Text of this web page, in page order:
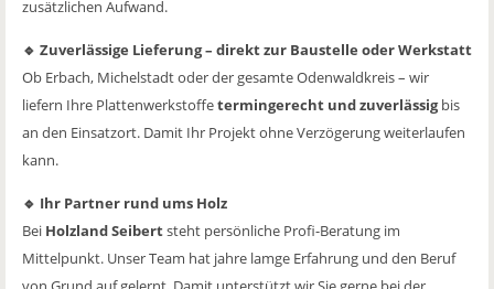
zusätzlichen Aufwand.
🔹 Zuverlässige Lieferung – direkt zur Baustelle oder Werkstatt
Ob Erbach, Michelstadt oder der gesamte Odenwaldkreis – wir
liefern Ihre Plattenwerkstoffetermingerecht und zuverlässigbis
an den Einsatzort. Damit Ihr Projekt ohne Verzögerung weiterlaufen
kann.
🔹 Ihr Partner rund ums Holz
Bei Holzland Seibertsteht persönliche Profi-Beratung im
Mittelpunkt. Unser Team hat jahre lamge Erfahrung und den Beruf